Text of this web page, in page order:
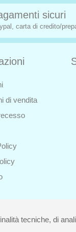
tecniche, di
sicuri
carta di credito/
di vendita